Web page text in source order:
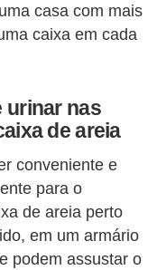
casa com mais
caixa em cada
urinar nas
de areia
conveniente e
para o
de areia perto
em um armário
podem assustar o